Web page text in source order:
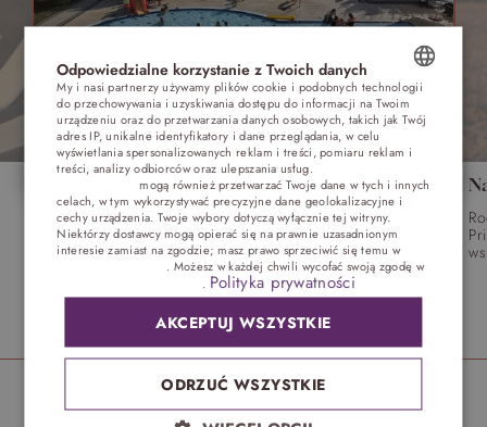
WAKACJE nad morzem - Wyspa Skarbów -
Pełne atrakcji Lato 2026
Dmuchańce – Piana Party- Parada Maskotek – Pirackie
Animacje – Bańkowe Show – Pokaz Clowna – Teatrzyk
– Zajęcia dla Młodych Twórców – Wodne Animacje
26 cze - 30 sie
Obowiązuje SPRAWDŹ OFERTĘ
POLISH
ENGLISH
GERMAN
CZECH
Odpowiedzialne korzystanie z Twoich danych
My i nasi partnerzy używamy plików cookie i podobnych technologii
do przechowywania i uzyskiwania dostępu do informacji na Twoim
urządzeniu oraz do przetwarzania danych osobowych, takich jak Twój
adres IP, unikalne identyfikatory i dane przeglądania, w celu
wyświetlania spersonalizowanych reklam i treści, pomiaru reklam i
treści, analizy odbiorców oraz ulepszania usług.
mogą również przetwarzać Twoje dane w tych i innych
celach, w tym wykorzystywać precyzyjne dane geolokalizacyjne i
cechy urządzenia. Twoje wybory dotyczą wyłącznie tej witryny.
Niektórzy dostawcy mogą opierać się na prawnie uzasadnionym
interesie zamiast na zgodzie; masz prawo sprzeciwić się temu w
. Możesz w każdej chwili wycofać swoją zgodę w
Polityka prywatności
AKCEPTUJ WSZYSTKIE
ODRZUĆ WSZYSTKIE